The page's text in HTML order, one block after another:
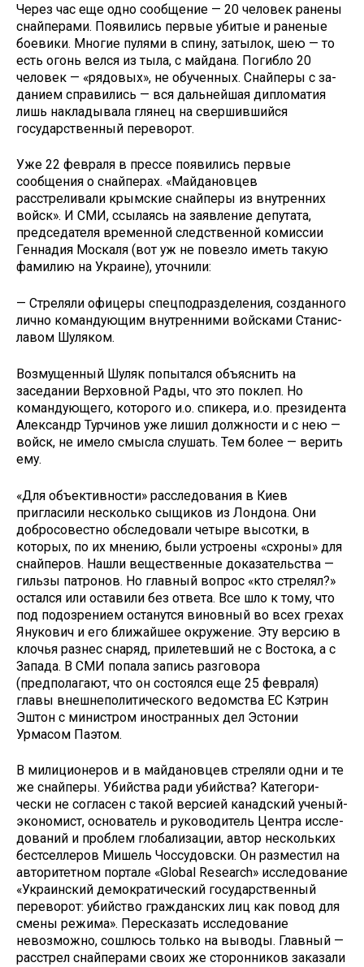
Через час еще одно сообщение — 20 человек ранены
снайперами. Появи­лись первые убитые и раненые
боеви­ки. Многие пулями в спину, затылок, шею — то
есть огонь велся из тыла, с майдана. Погибло 20
человек — «рядо­вых», не обученных. Снайперы с за­
данием справились — вся дальнейшая дипломатия
лишь накладывала глянец на свершившийся
государственный переворот.
Уже 22 февраля в прессе появились первые
сообщения о снайперах. «Майдановцев
расстреливали крымские снайперы из внутренних
войск». И СМИ, ссылаясь на заявление депутата,
председателя временной следственной комиссии
Геннадия Москаля (вот уж не повезло иметь такую
фамилию на Украине), уточнили:
— Стреляли офицеры спецподраз­деления, созданного
лично командую­щим внутренними войсками Станис­
лавом Шуляком.
Возмущенный Шуляк попытался объяснить на
заседании Верховной Ра­ды, что это поклеп. Но
командующего, которого и.о. спикера, и.о. президента
Александр Турчинов уже лишил долж­ности и с нею —
войск, не имело смыс­ла слушать. Тем более — верить
ему.
«Для объективности» расследования в Киев
пригласили несколько сыщиков из Лондона. Они
добросовестно обсле­довали четыре высотки, в
которых, по их мнению, были устроены «схроны» для
снайперов. Нашли вещественные доказательства —
гильзы патронов. Но главный вопрос «кто стрелял?»
остался или оставили без ответа. Все шло к то­му, что
под подозрением останутся ви­новный во всех грехах
Янукович и его ближайшее окружение. Эту версию в
клочья разнес снаряд, прилетевший не с Востока, а с
Запада. В СМИ попала запись разговора
(предполагают, что он состоялся еще 25 февраля)
главы внешнеполитического ведомства ЕС Кэтрин
Эштон с министром иностран­ных дел Эстонии
Урмасом Паэтом.
В милиционеров и в майдановцев стреляли одни и те
же снайперы. Убийства ради убийства? Категори­
чески не согласен с такой версией канадский ученый-
экономист, осно­ватель и руководитель Центра иссле­
дований и проблем глобализации, ав­тор нескольких
бестселлеров Мишель Чоссудовски. Он разместил на
авто­ритетном портале «Globаl Resеarch» исследование
«Украинский демокра­тический государственный
переворот: убийство гражданских лиц как повод для
смены режима». Пересказать ис­следование
невозможно, сошлюсь только на выводы. Главный —
рас­стрел снайперами своих же сторон­ников заказали